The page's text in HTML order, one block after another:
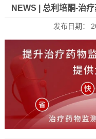
NEWS | 总利培酮-治
发布日期：